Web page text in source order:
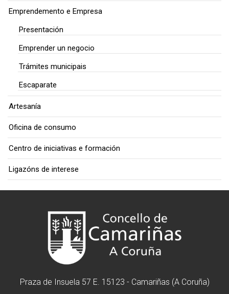
Emprendemento e Empresa
Presentación
Emprender un negocio
Trámites municipais
Escaparate
Artesanía
Oficina de consumo
Centro de iniciativas e formación
Ligazóns de interese
Praza de Insuela 57 E. 15123 - Camariñas (A Coruña)